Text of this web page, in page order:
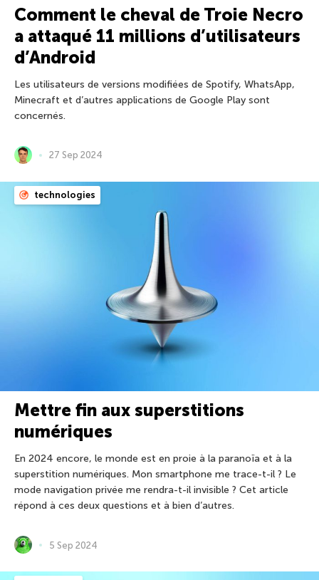
Comment le cheval de Troie Necro
a attaqué 11 millions d’utilisateurs
d’Android
Les utilisateurs de versions modifiées de Spotify, WhatsApp,
Minecraft et d’autres applications de Google Play sont
concernés.
27 Sep 2024
technologies
Mettre fin aux superstitions
numériques
En 2024 encore, le monde est en proie à la paranoïa et à la
superstition numériques. Mon smartphone me trace-t-il ? Le
mode navigation privée me rendra-t-il invisible ? Cet article
répond à ces deux questions et à bien d’autres.
5 Sep 2024